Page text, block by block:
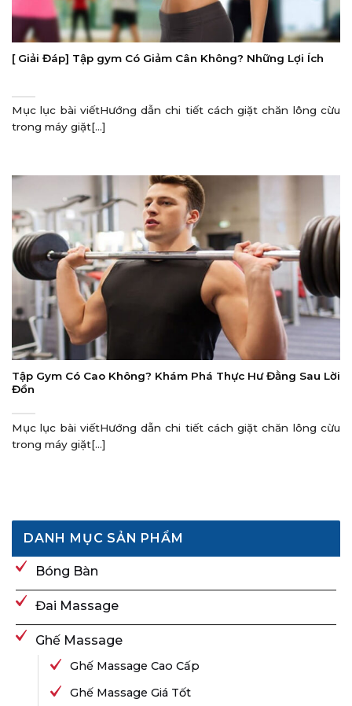
[ Giải Đáp] Tập gym Có Giảm Cân Không? Những Lợi Ích
Mục lục bài viếtHướng dẫn chi tiết cách giặt chăn lông cừu
trong máy giặt[...]
Tập Gym Có Cao Không? Khám Phá Thực Hư Đằng Sau Lời
Đồn
Mục lục bài viếtHướng dẫn chi tiết cách giặt chăn lông cừu
trong máy giặt[...]
DANH MỤC SẢN PHẨM
Bóng Bàn
Đai Massage
Ghế Massage
Ghế Massage Cao Cấp
Ghế Massage Giá Tốt